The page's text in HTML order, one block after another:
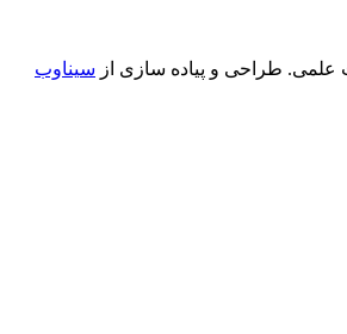
علمی. طراحی و پیاده سازی از سیناوب